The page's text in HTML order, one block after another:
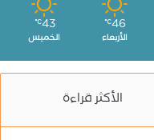
46
℃
الأربعاء
43
℃
الخميس
الأكثر قراءة